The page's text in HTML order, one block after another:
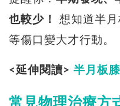
也較少！
想知道半
等傷口變大才行動。
<延伸閱讀> 半月板
常見物理治療方